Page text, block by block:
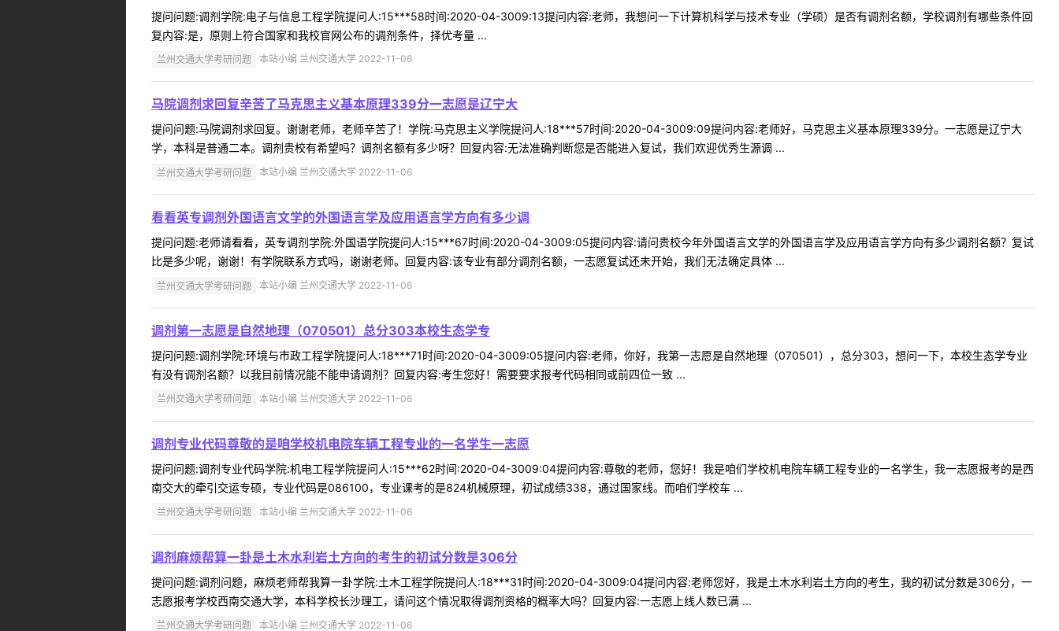
提问问题:调剂学院:电子与信息工程学院提问人:15***58时间:2020-04-3009:13提问内容:老师，我想问一下计算机科学与技术专业（学硕）是否有调剂名额，学校调剂有哪些条件回
复内容:是，原则上符合国家和我校官网公布的调剂条件，择优考量 ...
兰州交通大学考研问题 本站小编 兰州交通大学 2022-11-06
马院调剂求回复辛苦了马克思主义基本原理339分一志愿是辽宁大
提问问题:马院调剂求回复。谢谢老师，老师辛苦了！学院:马克思主义学院提问人:18***57时间:2020-04-3009:09提问内容:老师好，马克思主义基本原理339分。一志愿是辽宁大
学，本科是普通二本。调剂贵校有希望吗？调剂名额有多少呀？回复内容:无法准确判断您是否能进入复试，我们欢迎优秀生源调 ...
兰州交通大学考研问题 本站小编 兰州交通大学 2022-11-06
看看英专调剂外国语言文学的外国语言学及应用语言学方向有多少调
提问问题:老师请看看，英专调剂学院:外国语学院提问人:15***67时间:2020-04-3009:05提问内容:请问贵校今年外国语言文学的外国语言学及应用语言学方向有多少调剂名额？复试
比是多少呢，谢谢！有学院联系方式吗，谢谢老师。回复内容:该专业有部分调剂名额，一志愿复试还未开始，我们无法确定具体 ...
兰州交通大学考研问题 本站小编 兰州交通大学 2022-11-06
调剂第一志愿是自然地理（070501）总分303本校生态学专
提问问题:调剂学院:环境与市政工程学院提问人:18***71时间:2020-04-3009:05提问内容:老师，你好，我第一志愿是自然地理（070501），总分303，想问一下，本校生态学专业
有没有调剂名额？以我目前情况能不能申请调剂？回复内容:考生您好！需要要求报考代码相同或前四位一致 ...
兰州交通大学考研问题 本站小编 兰州交通大学 2022-11-06
调剂专业代码尊敬的是咱学校机电院车辆工程专业的一名学生一志愿
提问问题:调剂专业代码学院:机电工程学院提问人:15***62时间:2020-04-3009:04提问内容:尊敬的老师，您好！我是咱们学校机电院车辆工程专业的一名学生，我一志愿报考的是西
南交大的牵引交运专硕，专业代码是086100，专业课考的是824机械原理，初试成绩338，通过国家线。而咱们学校车 ...
兰州交通大学考研问题 本站小编 兰州交通大学 2022-11-06
调剂麻烦帮算一卦是土木水利岩土方向的考生的初试分数是306分
提问问题:调剂问题，麻烦老师帮我算一卦学院:土木工程学院提问人:18***31时间:2020-04-3009:04提问内容:老师您好，我是土木水利岩土方向的考生，我的初试分数是306分，一
志愿报考学校西南交通大学，本科学校长沙理工，请问这个情况取得调剂资格的概率大吗？回复内容:一志愿上线人数已满 ...
兰州交通大学考研问题 本站小编 兰州交通大学 2022-11-06